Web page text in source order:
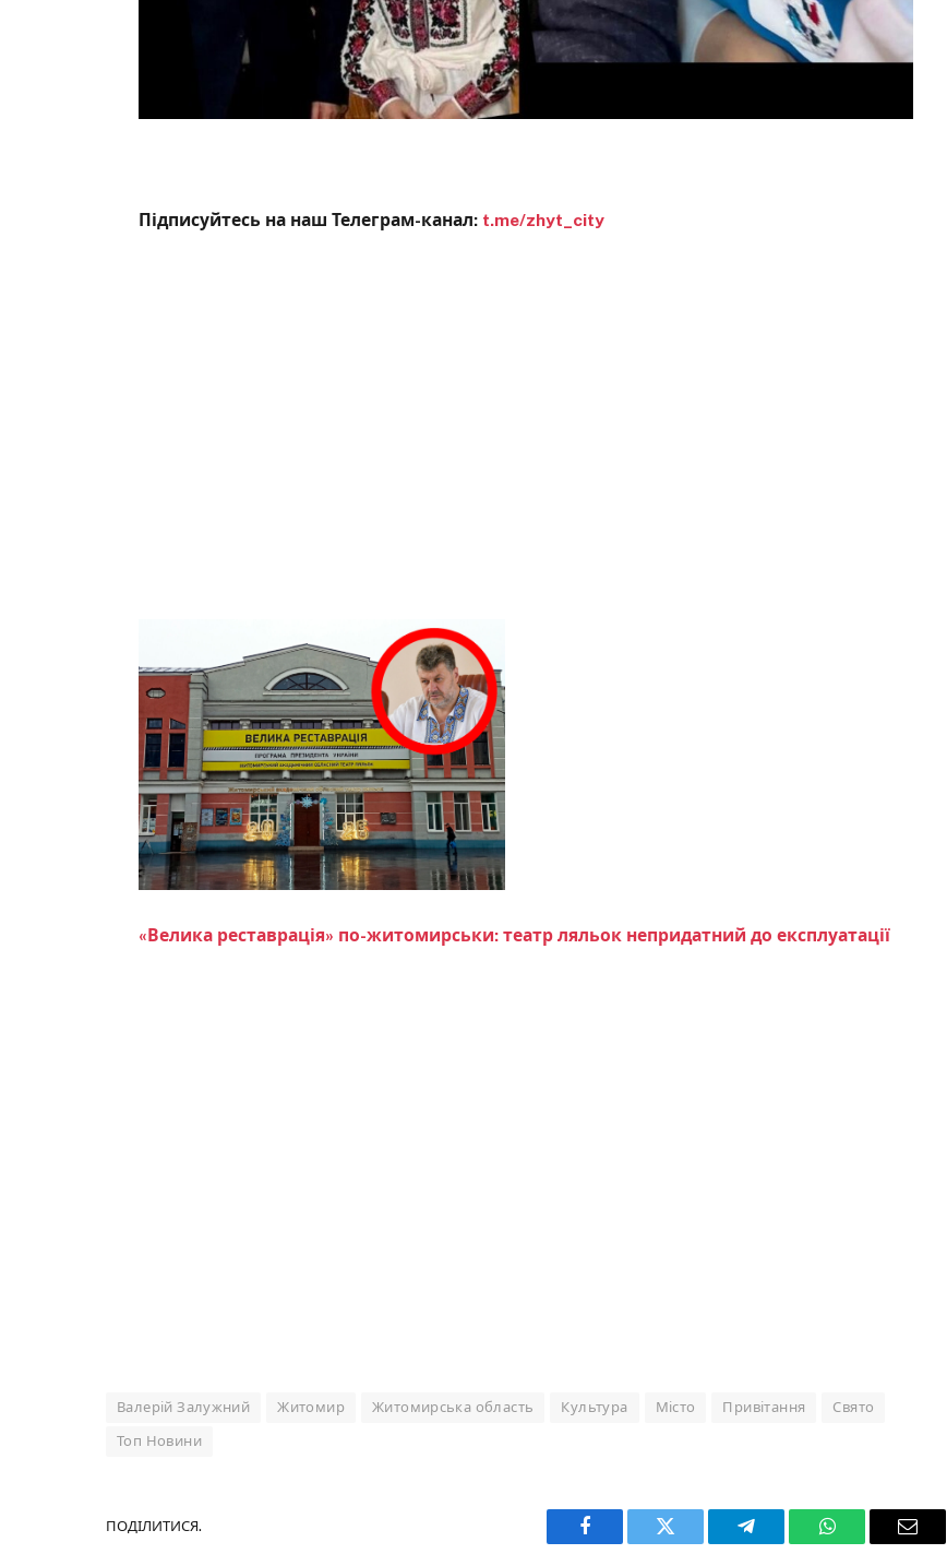
Підписуйтесь на наш Телеграм-канал: t.me/zhyt_city
«Велика реставрація» по-житомирськи: театр ляльок непридатний до експлуатації
Валерій Залужний Житомир Житомирська область Культура Місто Привітання Свято
Топ Новини
ПОДІЛИТИСЯ.
Facebook Twitter Telegram WhatsAppEmail